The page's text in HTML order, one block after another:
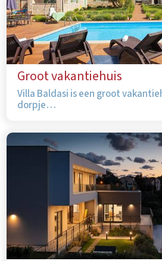
Groot vakantiehuis
Villa Baldasi is een groot
dorpje…